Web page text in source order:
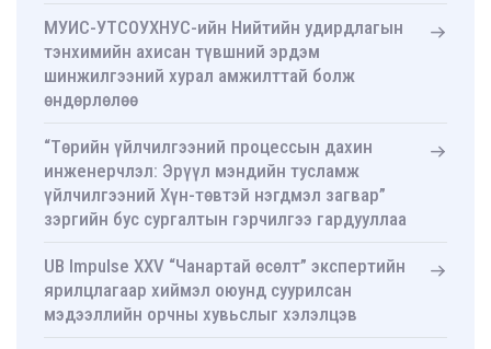
МУИС-УТСОУХНУС-ийн Нийтийн удирдлагын
тэнхимийн ахисан түвшний эрдэм
шинжилгээний хурал амжилттай болж
өндөрлөлөө
“Төрийн үйлчилгээний процессын дахин
инженерчлэл: Эрүүл мэндийн тусламж
үйлчилгээний Хүн-төвтэй нэгдмэл загвар”
зэргийн бус сургалтын гэрчилгээ гардууллаа
UB Impulse XXV “Чанартай өсөлт” экспертийн
ярилцлагаар хиймэл оюунд суурилсан
мэдээллийн орчны хувьслыг хэлэлцэв